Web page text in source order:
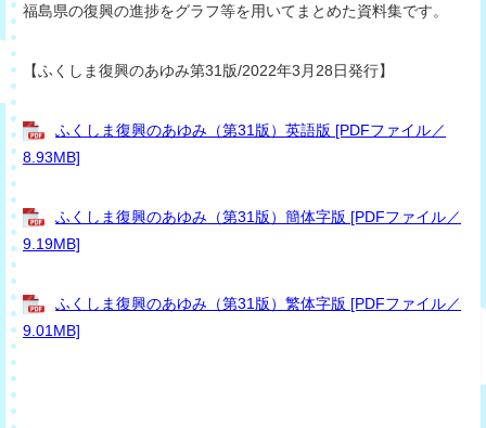
福島県の復興の進捗をグラフ等を用いてまとめた資料集です。
【ふくしま復興のあゆみ第31版/2022年3月28日発行】
ふくしま復興のあゆみ（第31版）英語版 [PDFファイル／
8.93MB]
ふくしま復興のあゆみ（第31版）簡体字版 [PDFファイル／
9.19MB]
ふくしま復興のあゆみ（第31版）繁体字版 [PDFファイル／
9.01MB]